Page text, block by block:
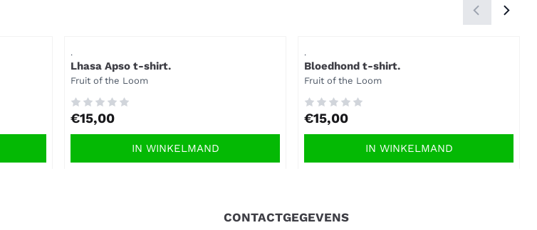
.
Lhasa Apso t-shirt.
Merk:
Fruit of the Loom
Prijs: 15,00
€15,00
IN WINKELMAND
.
Bloedhond t-shirt.
Merk:
Fruit of the Loom
Prijs: 15,00
€15,00
IN WINKELMAND
CONTACTGEGEVENS